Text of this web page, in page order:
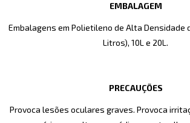
EMBALAGEM
Embalagens em Polietileno de Alta Densidade
Litros), 10L e 20L.
PRECAUÇÕES
Provoca lesões oculares graves. Provoca